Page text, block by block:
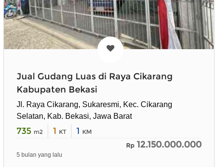
Jual Gudang Luas di Raya Cikarang
Kabupaten Bekasi
Jl. Raya Cikarang, Sukaresmi, Kec. Cikarang
Selatan, Kab. Bekasi, Jawa Barat
735 m2 1 KT 1 KM
Rp 12.150.000.000
5 bulan yang lalu